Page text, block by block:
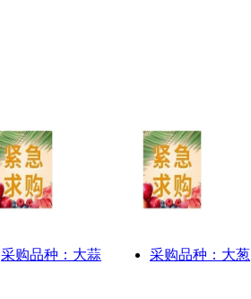
采购品种：大蒜 采购品种：大葱